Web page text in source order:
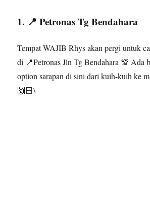
1. 📍 Petronas Tg Bendahara
Tempat WAJIB Rhys akan pergi untuk
di 📍Petronas Jln Tg Bendahara 💯 Ada
option sarapan di sini dari kuih-kuih ke
🙌🏻\